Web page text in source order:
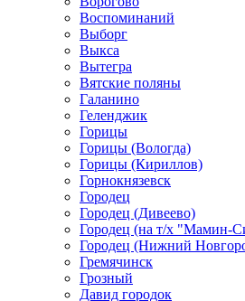
Воспоминаний
Выборг
Выкса
Вытегра
Вятские поляны
Галанино
Геленджик
Горицы
Горицы (Вологда)
Горицы (Кириллов)
Горнокнязевск
Городец
Городец (Дивеево)
Городец (на т/х "Мамин-
Городец (Нижний
Гремячинск
Грозный
Давид городок